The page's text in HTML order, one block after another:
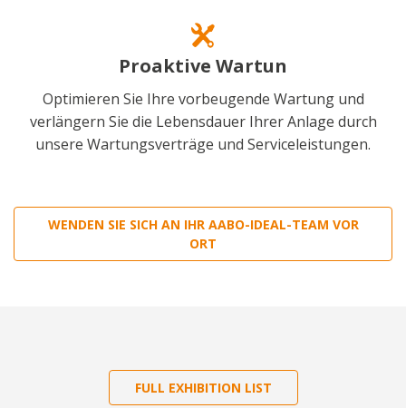
Proaktive Wartun
Optimieren Sie Ihre vorbeugende Wartung und
verlängern Sie die Lebensdauer Ihrer Anlage durch
unsere Wartungsverträge und Serviceleistungen.
WENDEN SIE SICH AN IHR AABO-IDEAL-TEAM VOR
ORT
FULL EXHIBITION LIST